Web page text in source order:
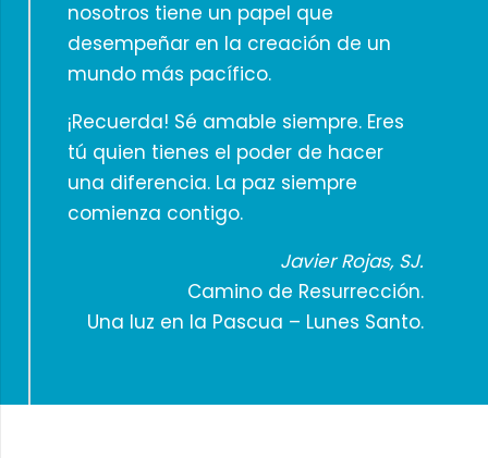
nosotros tiene un papel que
desempeñar en la creación de un
mundo más pacífico.
¡Recuerda! Sé amable siempre. Eres
tú quien tienes el poder de hacer
una diferencia. La paz siempre
comienza contigo.
Javier Rojas, SJ.
Camino de Resurrección.
Una luz en la Pascua – Lunes Santo.